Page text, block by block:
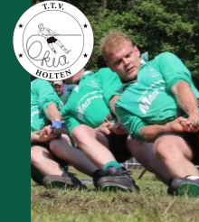
T.T.V.
Onze Kracht Is Achteruit